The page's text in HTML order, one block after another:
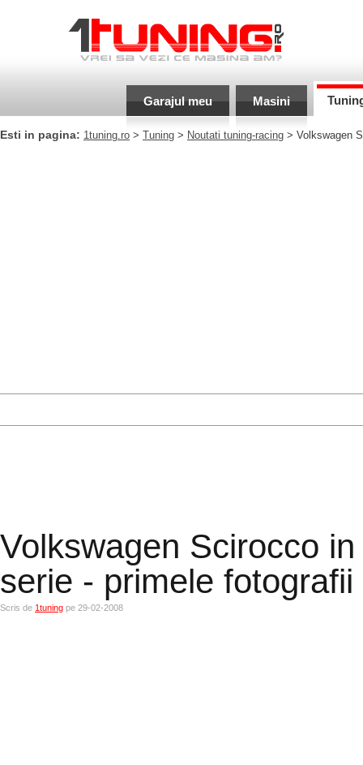
Garajul meu Masini
Esti in pagina: 1tuning.ro > Tuning > Noutati tuning-racing > Volkswagen
Volkswagen Scirocco
serie - primele fotografii
Scris de 1tuning pe 29-02-2008